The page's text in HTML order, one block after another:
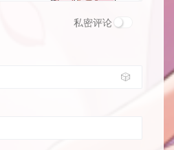
私密评论
🎲